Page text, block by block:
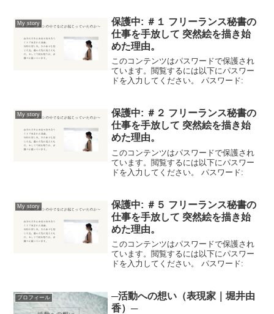
My story
保護中: ＃１ フリーランス秘書の
仕事を手放して 突然絵を描き始
めた理由。
このコンテンツはパスワードで保護され
ています。閲覧するには以下にパスワー
ドを入力してください。 パスワード:
My story
保護中: ＃２ フリーランス秘書の
仕事を手放して 突然絵を描き始
めた理由。
このコンテンツはパスワードで保護され
ています。閲覧するには以下にパスワー
ドを入力してください。 パスワード:
My story
保護中: ＃５ フリーランス秘書の
仕事を手放して 突然絵を描き始
めた理由。
このコンテンツはパスワードで保護され
ています。閲覧するには以下にパスワー
ドを入力してください。 パスワード:
プロフィール
─活動への想い（表現家｜堀井由
香）─